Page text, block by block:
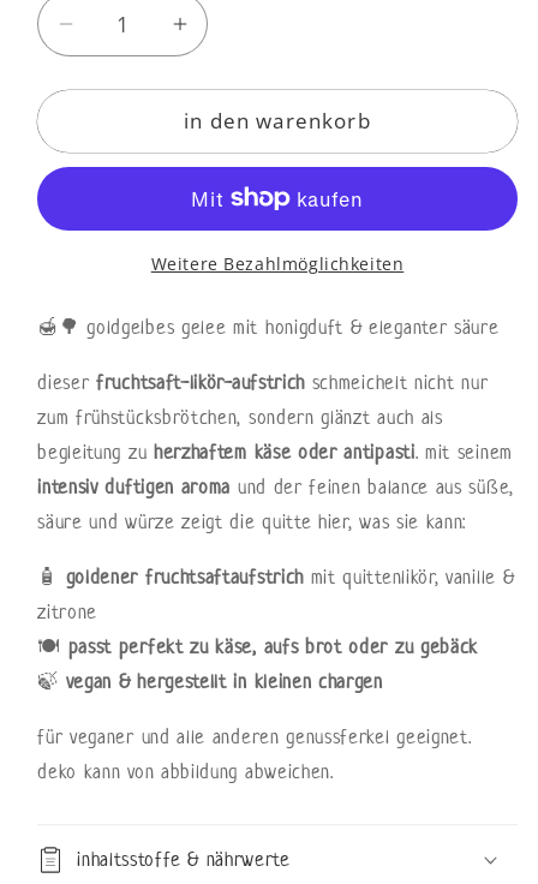
Verringere
die
Menge
gelee
Erhöhe
die
Menge
für
gelee
in den warenkorb
Weitere Bezahlmöglichkeiten
🍯🌳 goldgelbes gelee mit honigduft & eleganter säure
dieserfruchtsaft-likör-aufstrich schmeichelt nicht nur
zum frühstücksbrötchen, sondern glänzt auch als
begleitung zu herzhaftem käse oder antipasti. mit seinem
intensiv duftigen aroma und der feinen balance aus süße,
säure und würze zeigt die quitte hier, was sie kann:
🧴 goldener fruchtsaftaufstrichmit quittenlikör, vanille &
zitrone
🍽️ passt perfekt zu käse, aufs brot oder zu gebäck
🍃 vegan & hergestellt in kleinen chargen
für veganer und alle anderen genussferkel geeignet.
deko kann von abbildung abweichen.
inhaltsstoffe & nährwerte